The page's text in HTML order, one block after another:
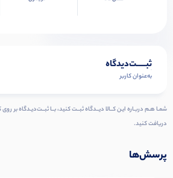
ثبـــــت‌دیدگاه
به‌عنوان کاربر
دریافت کنید.
پرسش‌ها